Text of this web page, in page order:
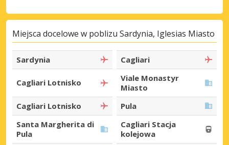
Miejsca docelowe w poblizu Sardynia, Iglesias Miasto
Sardynia Cagliari
Cagliari Lotnisko
Viale Monastyr
Miasto
Cagliari Lotnisko
Pula
Santa Margherita di
Pula
Cagliari Stacja
kolejowa